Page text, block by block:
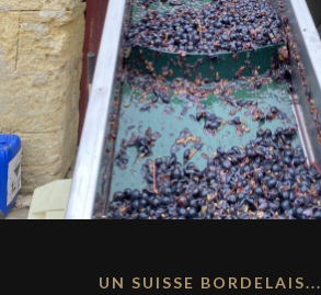
UN SUISSE BORDELAIS...